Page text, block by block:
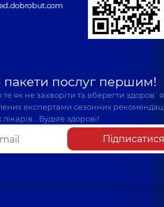
пакети послуг першим!
як не захворіти та вберегти
експертами сезонних
Будьте здорові!
Підписатися